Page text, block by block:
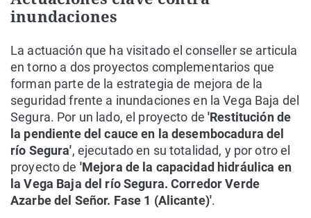
inundaciones
La actuación que ha visitado el conseller se articula
en torno a dos proyectos complementarios que
forman parte de la estrategia de mejora de la
seguridad frente a inundaciones en la Vega Baja del
Segura. Por un lado, el proyecto de'Restitución de
la pendiente del cauce en la desembocadura del
río Segura', ejecutado en su totalidad, y por otro el
proyecto de 'Mejora de la capacidad hidráulica en
la Vega Baja del río Segura. Corredor Verde
Azarbe del Señor. Fase 1 (Alicante)'.